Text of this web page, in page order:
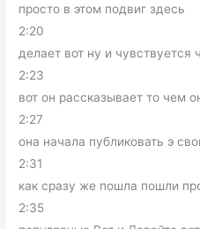
просто в этом подвиг здесь
2:20
делает вот ну и чувствуется
2:23
вот он рассказывает то чем
2:27
она начала публиковать э
2:31
как сразу же пошла пошли
2:35